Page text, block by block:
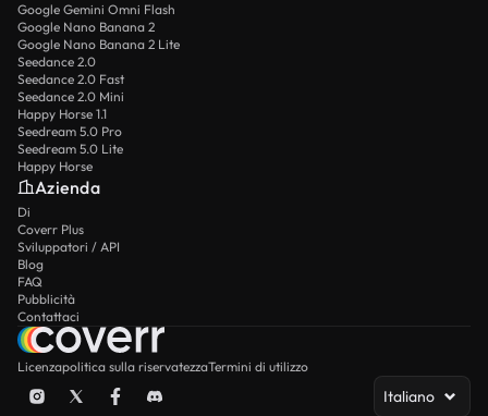
Google Gemini Omni Flash
Google Nano Banana 2
Google Nano Banana 2 Lite
Seedance 2.0
Seedance 2.0 Fast
Seedance 2.0 Mini
Happy Horse 1.1
Seedream 5.0 Pro
Seedream 5.0 Lite
Happy Horse
Azienda
Di
Coverr Plus
Sviluppatori / API
Blog
FAQ
Pubblicità
Contattaci
Licenzapolitica sulla riservatezzaTermini di utilizzo
Italiano